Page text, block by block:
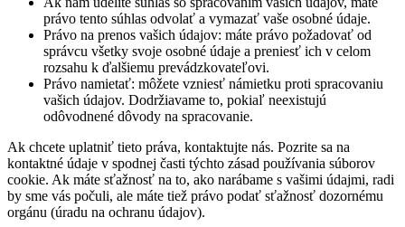
právo tento súhlas odvolať a vymazať vaše osobné údaje.
Právo na prenos vašich údajov: máte právo požadovať od
správcu všetky svoje osobné údaje a preniesť ich v celom
rozsahu k ďalšiemu prevádzkovateľovi.
Právo namietať: môžete vzniesť námietku proti spracovaniu
vašich údajov. Dodržiavame to, pokiaľ neexistujú
odôvodnené dôvody na spracovanie.
Ak chcete uplatniť tieto práva, kontaktujte nás. Pozrite sa na
kontaktné údaje v spodnej časti týchto zásad používania súborov
cookie. Ak máte sťažnosť na to, ako narábame s vašimi údajmi, radi
by sme vás počuli, ale máte tiež právo podať sťažnosť dozornému
orgánu (úradu na ochranu údajov).